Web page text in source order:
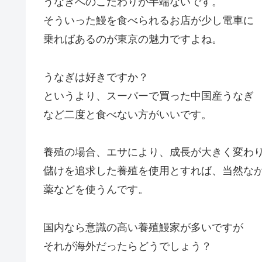
そういった鰻を食べられるお店が少し電車に
乗ればあるのが東京の魅力ですよね。
うなぎは好きですか？
というより、スーパーで買った中国産うなぎ
など二度と食べない方がいいです。
養殖の場合、エサにより、成長が大きく変わり
儲けを追求した養殖を使用とすれば、当然な
薬などを使うんです。
国内なら意識の高い養殖鰻家が多いですが
それが海外だったらどうでしょう？